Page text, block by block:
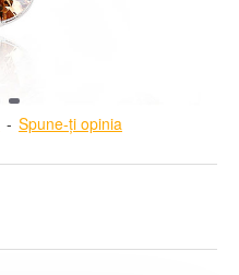
- Spune-ţi opinia